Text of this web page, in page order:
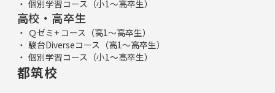
個別学習コース（小1～高卒生）
高校・高卒生
Ｑゼミ+ コース（高1～高卒生）
駿台Diverseコース（高1～高卒生）
個別学習コース（小1～高卒生）
都筑校